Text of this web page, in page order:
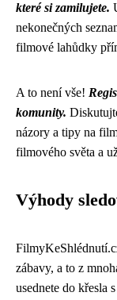
které si zamilujete.
nekonečných
filmové lahůdky
A to není vše!
komunity.
názory a tipy na
filmového světa a
Výhody
zábavy, a to z
usednete do křesla